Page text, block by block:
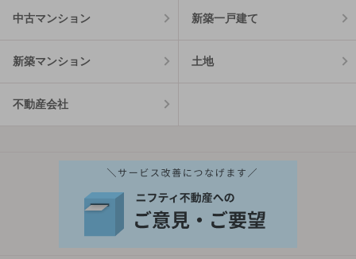
中古マンション 新築一戸建て
新築マンション 土地
不動産会社